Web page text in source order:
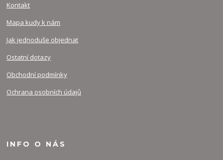
Kontakt
Mapa kudy k nám
Jak jednoduše objednat
Ostatní dotazy
Obchodní podmínky
Ochrana osobních údajů
INFO O NÁS